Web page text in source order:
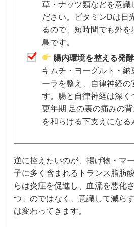
草・ナッツ類などを意識
ださい。ビタミンDは日
るので、短時間でも外を
鳥です。
腸内環境を整える発
キムチ・ヨーグルト・納
ーラを整え、自律神経の
す。腸と自律神経は深く
更年期 足の裏の痛みの
を和らげる下支えになる
逆に控えたいのが、揚げ物・マ
子に多く含まれるトランス脂肪
らは炎症を促進し、血流を悪化
つ」のではなく、意識して減ら
は変わってきます。